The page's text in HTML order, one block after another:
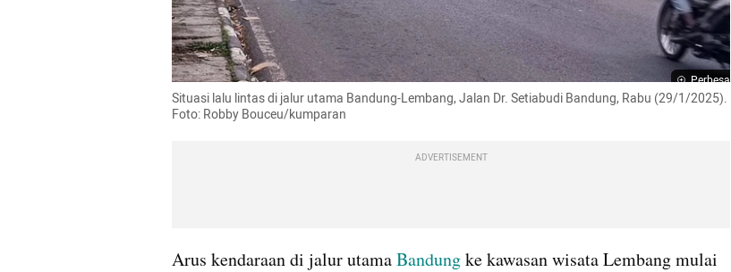
Perbesar
Situasi lalu lintas di jalur utama Bandung-Lembang, Jalan Dr. Setiabudi Bandung, Rabu (29/1/2025).
Foto: Robby Bouceu/kumparan
ADVERTISEMENT
Arus kendaraan di jalur utama Bandung ke kawasan wisata Lembang mulai